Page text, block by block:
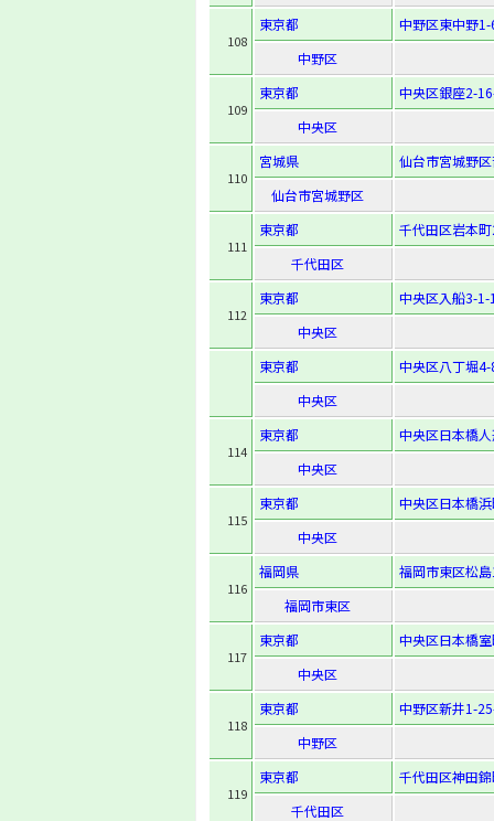
108
東京都
中野区東中野
中野区
109
東京都
中央区銀座2-
中央区
110
宮城県
仙台市宮城野
仙台市宮城野区
111
東京都
千代田区岩本
千代田区
112
東京都
中央区入船3-1-
中央区
東京都
中央区八丁堀
中央区
114
東京都
中央区日本橋
中央区
115
東京都
中央区日本橋
中央区
116
福岡県
福岡市東区松
福岡市東区
117
東京都
中央区日本橋
中央区
118
東京都
中野区新井1-
中野区
119
東京都
千代田区神田
千代田区